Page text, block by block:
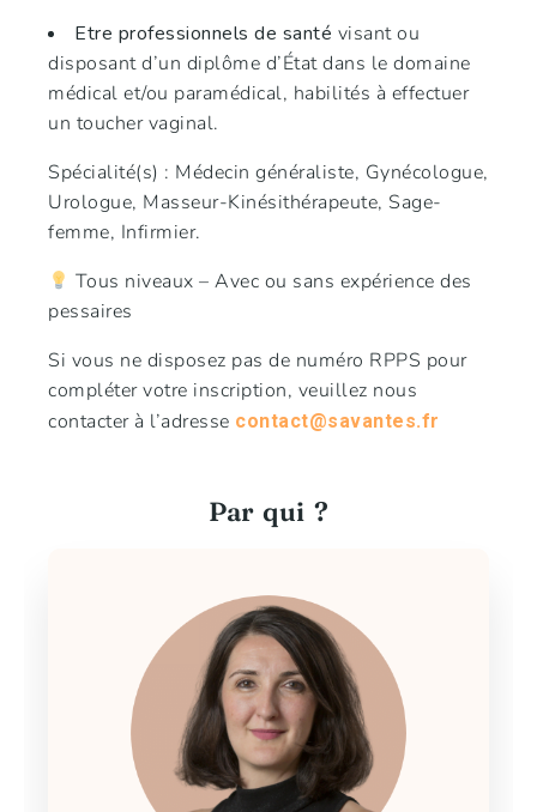
Etre professionnels de santé visant ou
disposant d’un diplôme d’État dans le domaine
médical et/ou paramédical, habilités à effectuer
un toucher vaginal.
Spécialité(s) : Médecin généraliste, Gynécologue,
Urologue, Masseur-Kinésithérapeute, Sage-
femme, Infirmier.
Tous niveaux – Avec ou sans expérience des
pessaires
Si vous ne disposez pas de numéro RPPS pour
compléter votre inscription, veuillez nous
contacter à l’adresse contact@savantes.fr
Par qui ?